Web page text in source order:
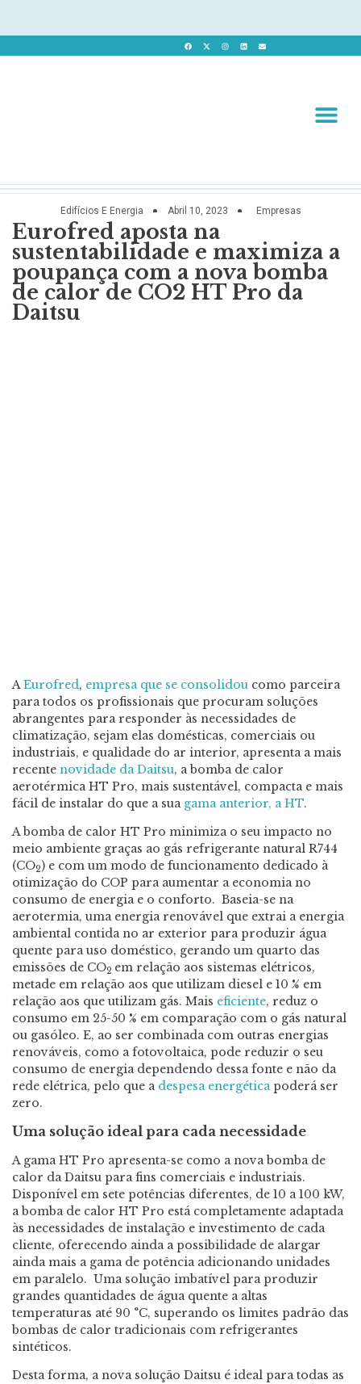
Edifícios E Energia Abril 10, 2023 Empresas
Eurofred aposta na
sustentabilidade e maximiza a
poupança com a nova bomba
de calor de CO2 HT Pro da
Daitsu
AEurofred, empresa que se consolidou como parceira
para todos os profissionais que procuram soluções
abrangentes para responder às necessidades de
climatização, sejam elas domésticas, comerciais ou
industriais, e qualidade do ar interior, apresenta a mais
recente novidade da Daitsu, a bomba de calor
aerotérmica HT Pro, mais sustentável, compacta e mais
fácil de instalar do que a sua gama anterior, a HT.
A bomba de calor HT Pro minimiza o seu impacto no
meio ambiente graças ao gás refrigerante natural R744
(CO2) e com um modo de funcionamento dedicado à
otimização do COP para aumentar a economia no
consumo de energia e o conforto. Baseia-se na
aerotermia, uma energia renovável que extrai a energia
ambiental contida no ar exterior para produzir água
quente para uso doméstico, gerando um quarto das
emissões de CO2 em relação aos sistemas elétricos,
metade em relação aos que utilizam diesel e 10 % em
relação aos que utilizam gás. Mais eficiente, reduz o
consumo em 25-50 % em comparação com o gás natural
ou gasóleo. E, ao ser combinada com outras energias
renováveis, como a fotovoltaica, pode reduzir o seu
consumo de energia dependendo dessa fonte e não da
rede elétrica, pelo que a despesa energéticapoderá ser
zero.
Uma solução ideal para cada necessidade
A gama HT Pro apresenta-se como a nova bomba de
calor da Daitsu para fins comerciais e industriais.
Disponível em sete potências diferentes, de 10 a 100 kW,
a bomba de calor HT Pro está completamente adaptada
às necessidades de instalação e investimento de cada
cliente, oferecendo ainda a possibilidade de alargar
ainda mais a gama de potência adicionando unidades
em paralelo. Uma solução imbatível para produzir
grandes quantidades de água quente a altas
temperaturas até 90 °C, superando os limites padrão das
bombas de calor tradicionais com refrigerantes
sintéticos.
Desta forma, a nova solução Daitsu é ideal para todas as